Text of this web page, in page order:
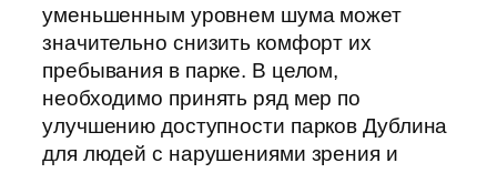
уменьшенным уровнем шума может
значительно снизить комфорт их
пребывания в парке. В целом,
необходимо принять ряд мер по
улучшению доступности парков Дублина
для людей с нарушениями зрения и